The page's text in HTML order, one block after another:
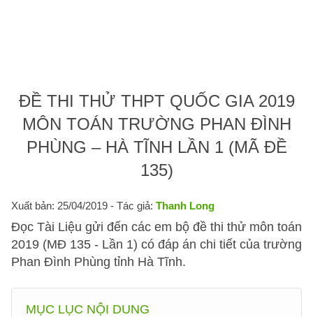
ĐỀ THI THỬ THPT QUỐC GIA 2019
MÔN TOÁN TRƯỜNG PHAN ĐÌNH
PHÙNG – HÀ TĨNH LẦN 1 (MÃ ĐỀ
135)
Xuất bản: 25/04/2019 - Tác giả: Thanh Long
Đọc Tài Liệu gửi đến các em bộ đề thi thử môn toán
2019 (MĐ 135 - Lần 1) có đáp án chi tiết của trường
Phan Đình Phùng tỉnh Hà Tĩnh.
MỤC LỤC NỘI DUNG